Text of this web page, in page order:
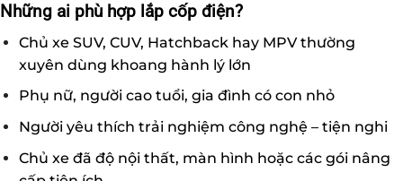
Những ai phù hợp lắp cốp điện?
Chủ xe SUV, CUV, Hatchback hay MPV thường
xuyên dùng khoang hành lý lớn
Phụ nữ, người cao tuổi, gia đình có con nhỏ
Người yêu thích trải nghiệm công nghệ – tiện nghi
Chủ xe đã độ nội thất, màn hình hoặc các gói nâng